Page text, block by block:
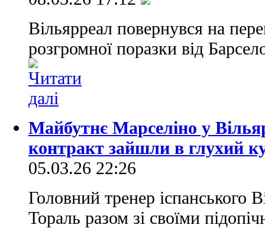
Вільярреал повернувся на
розгромної поразки від
Майбутнє Марселіно у
контракт зайшли в глухий
05.03.26 22:26
Головний тренер іспанського
Тораль разом зі своїми